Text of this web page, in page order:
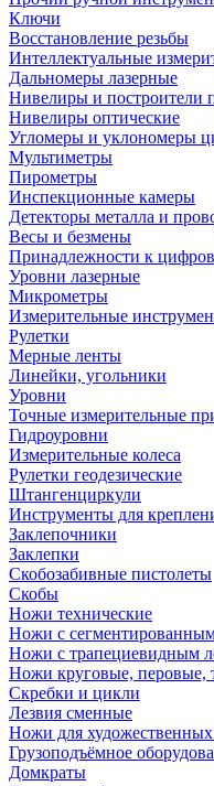
Ключи
Восстановление резьбы
Интеллектуальные
Дальномеры лазерные
Нивелиры и построители
Нивелиры оптические
Угломеры и уклономеры
Мультиметры
Пирометры
Инспекционные камеры
Детекторы металла и
Весы и безмены
Принадлежности к
Уровни лазерные
Микрометры
Измерительные
Рулетки
Мерные ленты
Линейки, угольники
Уровни
Точные измерительные
Гидроуровни
Измерительные колеса
Рулетки геодезические
Штангенциркули
Инструменты для
Заклепочники
Заклепки
Скобозабивные пистолеты
Скобы
Ножи технические
Ножи с
Ножи с трапециевидным
Ножи круговые, перовые,
Скребки и цикли
Лезвия сменные
Ножи для
Грузоподъёмное
Домкраты